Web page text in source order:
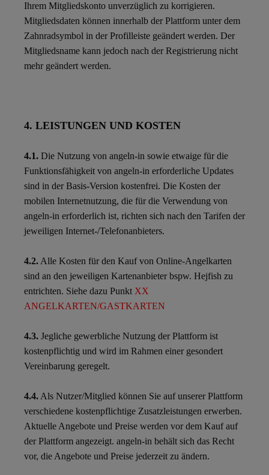
Ihrem Mitgliedskonto unverzüglich zu korrigieren.
Mitgliedsdaten können innerhalb der Plattform unter dem
Zahnradsymbol in der Profilleiste geändert werden. Der
Mitgliedsname kann jedoch nach der Registrierung nicht
mehr geändert werden.
4. LEISTUNGEN UND KOSTEN
4.1. Die Nutzung von angeln-in sowie etwaige für die
Funktionsfähigkeit von angeln-in erforderliche Updates
sind in der Basis-Version kostenfrei. Die Kosten der
mobilen Internetnutzung, die für die Verwendung von
angeln-in erforderlich ist, richten sich nach den Tarifen der
jeweiligen Internet-/Telefonanbieters.
4.2. Alle Kosten für den Kauf von Online-Angelkarten
sind an den jeweiligen Kartenanbieter bspw. Hejfish zu
entrichten. Siehe dazu Punkt XX
ANGELKARTEN/GASTKARTEN
4.3. Jegliche gewerbliche Nutzung der Plattform ist
kostenpflichtig und wird im Rahmen einer gesondert
Vereinbarung geregelt.
4.4. Als Nutzer/Mitglied können Sie auf unserer Plattform
verschiedene kostenpflichtige Zusatzleistungen erwerben.
Aktuelle Angebote und Preise werden vor dem Kauf auf
der Plattform angezeigt. angeln-in behält sich das Recht
vor, die Angebote und Preise jederzeit zu ändern.